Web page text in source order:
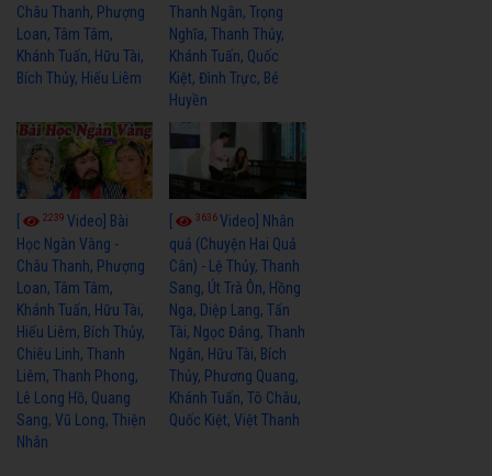
Châu Thanh, Phượng
Loan, Tâm Tâm,
Khánh Tuấn, Hữu Tài,
Bích Thủy, Hiếu Liêm
Thanh Ngân, Trọng
Nghĩa, Thanh Thủy,
Khánh Tuấn, Quốc
Kiệt, Đình Trực, Bé
Huyền
2239 Video] Bài
Học Ngàn Vàng -
Châu Thanh, Phượng
Loan, Tâm Tâm,
Khánh Tuấn, Hữu Tài,
Hiếu Liêm, Bích Thủy,
Chiêu Linh, Thanh
Liêm, Thanh Phong,
Lê Long Hồ, Quang
Sang, Vũ Long, Thiện
Nhân
3636Video] Nhân
quả (Chuyện Hai Quả
Cân) - Lệ Thủy, Thanh
Sang, Út Trà Ôn, Hồng
Nga, Diệp Lang, Tấn
Tài, Ngọc Đáng, Thanh
Ngân, Hữu Tài, Bích
Thủy, Phương Quang,
Khánh Tuấn, Tô Châu,
Quốc Kiệt, Việt Thanh